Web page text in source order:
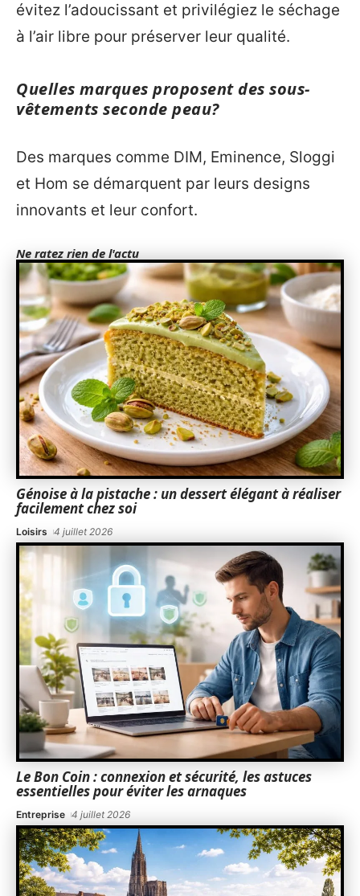
évitez l’adoucissant et privilégiez le séchage
à l’air libre pour préserver leur qualité.
Quelles marques proposent des sous-
vêtements seconde peau?
Des marques comme DIM, Eminence, Sloggi
et Hom se démarquent par leurs designs
innovants et leur confort.
Ne ratez rien de l'actu
Génoise à la pistache : un dessert élégant à réaliser
facilement chez soi
Loisirs 4 juillet 2026
Le Bon Coin : connexion et sécurité, les astuces
essentielles pour éviter les arnaques
Entreprise 4 juillet 2026